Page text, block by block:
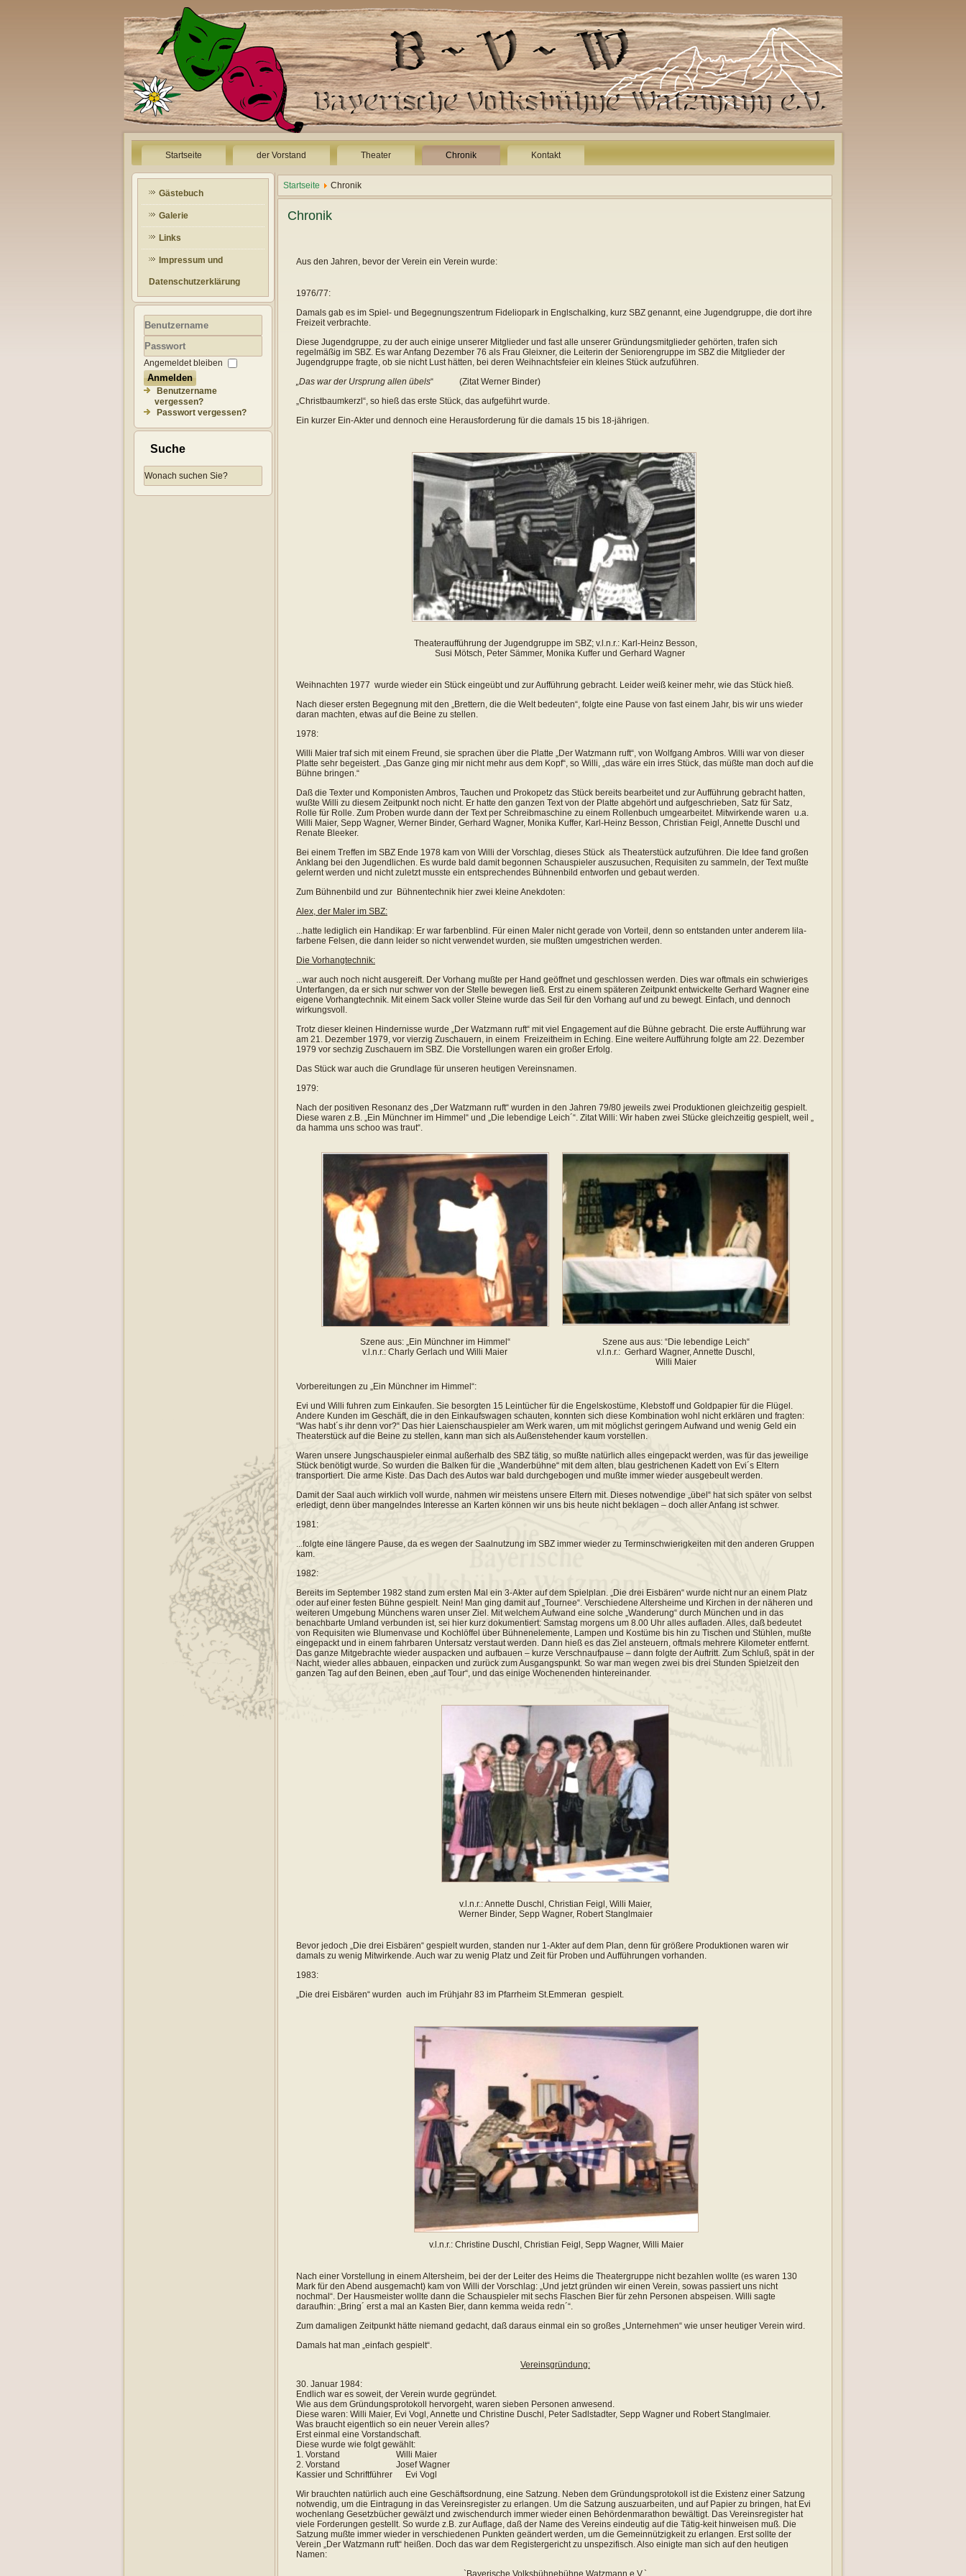
Startseite der Vorstand Theater Chronik Kontakt
Gästebuch
Galerie
Links
Impressum und
Datenschutzerklärung
Benutzername
Passwort
Angemeldet bleiben
Anmelden
Benutzername
vergessen?
Passwort vergessen?
Suche
Startseite Chronik
Chronik
Aus den Jahren, bevor der Verein ein Verein wurde:
1976/77:
Damals gab es im Spiel- und Begegnungszentrum Fideliopark in Englschalking, kurz SBZ genannt, eine Jugendgruppe, die dort ihre
Freizeit verbrachte.
Diese Jugendgruppe, zu der auch einige unserer Mitglieder und fast alle unserer Gründungsmitglieder gehörten, trafen sich
regelmäßig im SBZ. Es war Anfang Dezember 76 als Frau Gleixner, die Leiterin der Seniorengruppe im SBZ die Mitglieder der
Jugendgruppe fragte, ob sie nicht Lust hätten, bei deren Weihnachtsfeier ein kleines Stück aufzuführen.
„Das war der Ursprung allen übels“ (Zitat Werner Binder)
„Christbaumkerzl“, so hieß das erste Stück, das aufgeführt wurde.
Ein kurzer Ein-Akter und dennoch eine Herausforderung für die damals 15 bis 18-jährigen.
Theateraufführung der Jugendgruppe im SBZ; v.l.n.r.: Karl-Heinz Besson,
Susi Mötsch, Peter Sämmer, Monika Kuffer und Gerhard Wagner
Weihnachten 1977 wurde wieder ein Stück eingeübt und zur Aufführung gebracht. Leider weiß keiner mehr, wie das Stück hieß.
Nach dieser ersten Begegnung mit den „Brettern, die die Welt bedeuten“, folgte eine Pause von fast einem Jahr, bis wir uns wieder
daran machten, etwas auf die Beine zu stellen.
1978:
Willi Maier traf sich mit einem Freund, sie sprachen über die Platte „Der Watzmann ruft“, von Wolfgang Ambros. Willi war von dieser
Platte sehr begeistert. „Das Ganze ging mir nicht mehr aus dem Kopf“, so Willi, „das wäre ein irres Stück, das müßte man doch auf die
Bühne bringen.“
Daß die Texter und Komponisten Ambros, Tauchen und Prokopetz das Stück bereits bearbeitet und zur Aufführung gebracht hatten,
wußte Willi zu diesem Zeitpunkt noch nicht. Er hatte den ganzen Text von der Platte abgehört und aufgeschrieben, Satz für Satz,
Rolle für Rolle. Zum Proben wurde dann der Text per Schreibmaschine zu einem Rollenbuch umgearbeitet. Mitwirkende waren u.a.
Willi Maier, Sepp Wagner, Werner Binder, Gerhard Wagner, Monika Kuffer, Karl-Heinz Besson, Christian Feigl, Annette Duschl und
Renate Bleeker.
Bei einem Treffen im SBZ Ende 1978 kam von Willi der Vorschlag, dieses Stück als Theaterstück aufzuführen. Die Idee fand großen
Anklang bei den Jugendlichen. Es wurde bald damit begonnen Schauspieler auszusuchen, Requisiten zu sammeln, der Text mußte
gelernt werden und nicht zuletzt musste ein entsprechendes Bühnenbild entworfen und gebaut werden.
Zum Bühnenbild und zur Bühnentechnik hier zwei kleine Anekdoten:
Alex, der Maler im SBZ:
...hatte lediglich ein Handikap: Er war farbenblind. Für einen Maler nicht gerade von Vorteil, denn so entstanden unter anderem lila-
farbene Felsen, die dann leider so nicht verwendet wurden, sie mußten umgestrichen werden.
Die Vorhangtechnik:
...war auch noch nicht ausgereift. Der Vorhang mußte per Hand geöffnet und geschlossen werden. Dies war oftmals ein schwieriges
Unterfangen, da er sich nur schwer von der Stelle bewegen ließ. Erst zu einem späteren Zeitpunkt entwickelte Gerhard Wagner eine
eigene Vorhangtechnik. Mit einem Sack voller Steine wurde das Seil für den Vorhang auf und zu bewegt. Einfach, und dennoch
wirkungsvoll.
Trotz dieser kleinen Hindernisse wurde „Der Watzmann ruft“ mit viel Engagement auf die Bühne gebracht. Die erste Aufführung war
am 21. Dezember 1979, vor vierzig Zuschauern, in einem Freizeitheim in Eching. Eine weitere Aufführung folgte am 22. Dezember
1979 vor sechzig Zuschauern im SBZ. Die Vorstellungen waren ein großer Erfolg.
Das Stück war auch die Grundlage für unseren heutigen Vereinsnamen.
1979:
Nach der positiven Resonanz des „Der Watzmann ruft“ wurden in den Jahren 79/80 jeweils zwei Produktionen gleichzeitig gespielt.
Diese waren z.B. „Ein Münchner im Himmel“ und „Die lebendige Leich´“. Zitat Willi: Wir haben zwei Stücke gleichzeitig gespielt, weil „
da hamma uns schoo was traut“.
Szene aus: „Ein Münchner im Himmel“
v.l.n.r.: Charly Gerlach und Willi Maier
Szene aus aus: “Die lebendige Leich“
v.l.n.r.: Gerhard Wagner, Annette Duschl,
Willi Maier
Vorbereitungen zu „Ein Münchner im Himmel“:
Evi und Willi fuhren zum Einkaufen. Sie besorgten 15 Leintücher für die Engelskostüme, Klebstoff und Goldpapier für die Flügel.
Andere Kunden im Geschäft, die in den Einkaufswagen schauten, konnten sich diese Kombination wohl nicht erklären und fragten:
“Was habt´s ihr denn vor?“ Das hier Laienschauspieler am Werk waren, um mit möglichst geringem Aufwand und wenig Geld ein
Theaterstück auf die Beine zu stellen, kann man sich als Außenstehender kaum vorstellen.
Waren unsere Jungschauspieler einmal außerhalb des SBZ tätig, so mußte natürlich alles eingepackt werden, was für das jeweilige
Stück benötigt wurde. So wurden die Balken für die „Wanderbühne“ mit dem alten, blau gestrichenen Kadett von Evi´s Eltern
transportiert. Die arme Kiste. Das Dach des Autos war bald durchgebogen und mußte immer wieder ausgebeult werden.
Damit der Saal auch wirklich voll wurde, nahmen wir meistens unsere Eltern mit. Dieses notwendige „übel“ hat sich später von selbst
erledigt, denn über mangelndes Interesse an Karten können wir uns bis heute nicht beklagen – doch aller Anfang ist schwer.
1981:
...folgte eine längere Pause, da es wegen der Saalnutzung im SBZ immer wieder zu Terminschwierigkeiten mit den anderen Gruppen
kam.
1982:
Bereits im September 1982 stand zum ersten Mal ein 3-Akter auf dem Spielplan. „Die drei Eisbären“ wurde nicht nur an einem Platz
oder auf einer festen Bühne gespielt. Nein! Man ging damit auf „Tournee“. Verschiedene Altersheime und Kirchen in der näheren und
weiteren Umgebung Münchens waren unser Ziel. Mit welchem Aufwand eine solche „Wanderung“ durch München und in das
benachbarte Umland verbunden ist, sei hier kurz dokumentiert: Samstag morgens um 8.00 Uhr alles aufladen. Alles, daß bedeutet
von Requisiten wie Blumenvase und Kochlöffel über Bühnenelemente, Lampen und Kostüme bis hin zu Tischen und Stühlen, mußte
eingepackt und in einem fahrbaren Untersatz verstaut werden. Dann hieß es das Ziel ansteuern, oftmals mehrere Kilometer entfernt.
Das ganze Mitgebrachte wieder auspacken und aufbauen – kurze Verschnaufpause – dann folgte der Auftritt. Zum Schluß, spät in der
Nacht, wieder alles abbauen, einpacken und zurück zum Ausgangspunkt. So war man wegen zwei bis drei Stunden Spielzeit den
ganzen Tag auf den Beinen, eben „auf Tour“, und das einige Wochenenden hintereinander.
v.l.n.r.: Annette Duschl, Christian Feigl, Willi Maier,
Werner Binder, Sepp Wagner, Robert Stanglmaier
Bevor jedoch „Die drei Eisbären“ gespielt wurden, standen nur 1-Akter auf dem Plan, denn für größere Produktionen waren wir
damals zu wenig Mitwirkende. Auch war zu wenig Platz und Zeit für Proben und Aufführungen vorhanden.
1983:
„Die drei Eisbären“ wurden auch im Frühjahr 83 im Pfarrheim St.Emmeran gespielt.
v.l.n.r.: Christine Duschl, Christian Feigl, Sepp Wagner, Willi Maier
Nach einer Vorstellung in einem Altersheim, bei der der Leiter des Heims die Theatergruppe nicht bezahlen wollte (es waren 130
Mark für den Abend ausgemacht) kam von Willi der Vorschlag: „Und jetzt gründen wir einen Verein, sowas passiert uns nicht
nochmal“. Der Hausmeister wollte dann die Schauspieler mit sechs Flaschen Bier für zehn Personen abspeisen. Willi sagte
daraufhin: „Bring´ erst a mal an Kasten Bier, dann kemma weida redn´“.
Zum damaligen Zeitpunkt hätte niemand gedacht, daß daraus einmal ein so großes „Unternehmen“ wie unser heutiger Verein wird.
Damals hat man „einfach gespielt“.
Vereinsgründung:
30. Januar 1984:
Endlich war es soweit, der Verein wurde gegründet.
Wie aus dem Gründungsprotokoll hervorgeht, waren sieben Personen anwesend.
Diese waren: Willi Maier, Evi Vogl, Annette und Christine Duschl, Peter Sadlstadter, Sepp Wagner und Robert Stanglmaier.
Was braucht eigentlich so ein neuer Verein alles?
Erst einmal eine Vorstandschaft.
Diese wurde wie folgt gewählt:
1. Vorstand Willi Maier
2. Vorstand Josef Wagner
Kassier und Schriftführer Evi Vogl
Wir brauchten natürlich auch eine Geschäftsordnung, eine Satzung. Neben dem Gründungsprotokoll ist die Existenz einer Satzung
notwendig, um die Eintragung in das Vereinsregister zu erlangen. Um die Satzung auszuarbeiten, und auf Papier zu bringen, hat Evi
wochenlang Gesetzbücher gewälzt und zwischendurch immer wieder einen Behördenmarathon bewältigt. Das Vereinsregister hat
viele Forderungen gestellt. So wurde z.B. zur Auflage, daß der Name des Vereins eindeutig auf die Tätig-keit hinweisen muß. Die
Satzung mußte immer wieder in verschiedenen Punkten geändert werden, um die Gemeinnützigkeit zu erlangen. Erst sollte der
Verein „Der Watzmann ruft“ heißen. Doch das war dem Registergericht zu unspezifisch. Also einigte man sich auf den heutigen
Namen:
`Bayerische Volksbühnebühne Watzmann e.V.`